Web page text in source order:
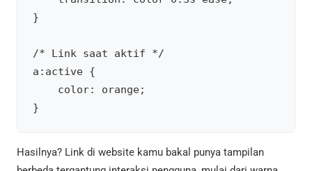
}
/* Link saat aktif */
a:active {
Hasilnya? Link di website kamu bakal punya tampilan